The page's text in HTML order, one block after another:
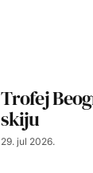
Trofej
skiju
29. jul 2026.